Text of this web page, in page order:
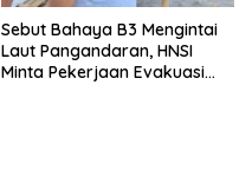
Sebut Bahaya B3 Mengintai
Laut Pangandaran, HNSI
Minta Pekerjaan Evakuasi